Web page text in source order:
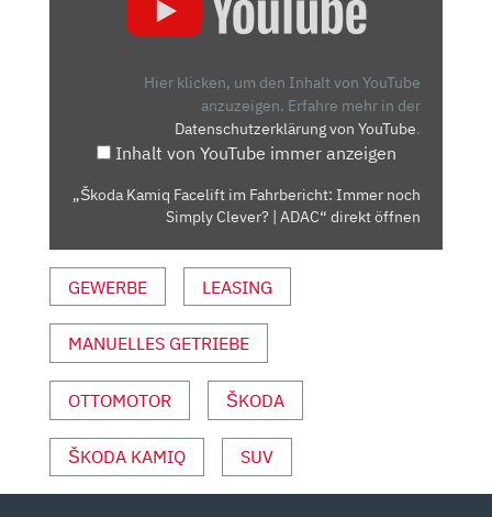
FAHRBERICHT:
SIMPLY
CLEVER?
VON
YOUTUBE
Hier klicken, um den Inhalt von YouTube
anzuzeigen. Erfahre mehr in der
Datenschutzerklärung von YouTube.
Inhalt von YouTube immer anzeigen
„Škoda Kamiq Facelift im Fahrbericht: Immer noch
Simply Clever? | ADAC“ direkt öffnen
GEWERBE LEASING
MANUELLES GETRIEBE
OTTOMOTOR ŠKODA
ŠKODA KAMIQ SUV